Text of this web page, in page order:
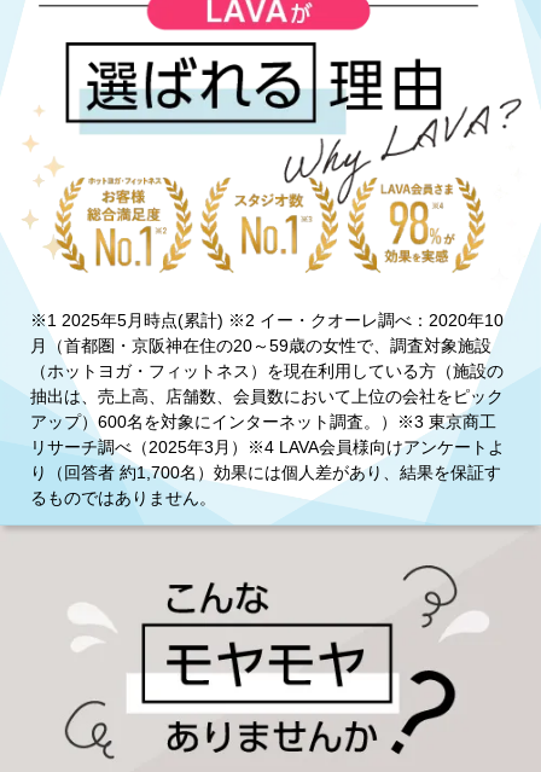
※1 2025年5月時点(累計) ※2 イー・クオーレ調べ：2020年10
月（首都圏・京阪神在住の20～59歳の女性で、調査対象施設
（ホットヨガ・フィットネス）を現在利用している方（施設の
抽出は、売上高、店舗数、会員数において上位の会社をピック
アップ）600名を対象にインターネット調査。）※3 東京商工
リサーチ調べ（2025年3月）※4 LAVA会員様向けアンケートよ
り（回答者 約1,700名）効果には個人差があり、結果を保証す
るものではありません。